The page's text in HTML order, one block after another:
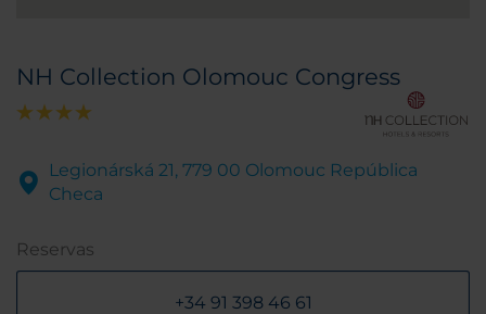
NH Collection Olomouc Congress
Legionárská 21, 779 00 Olomouc República
Checa
Reservas
+34 91 398 46 61